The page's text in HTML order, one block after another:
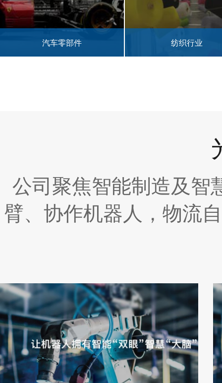
纺织行业 皮革行业
公司聚焦智能制造及智
臂、协作机器人，物流